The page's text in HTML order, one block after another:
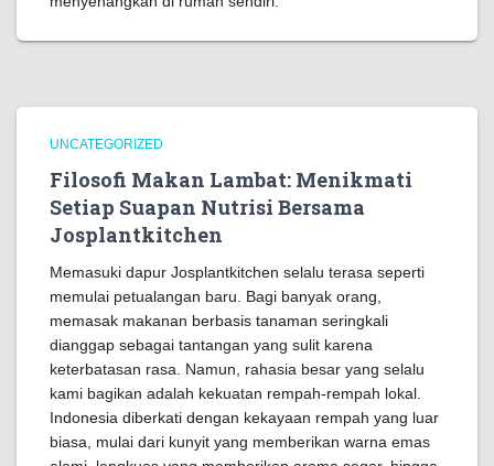
UNCATEGORIZED
Filosofi Makan Lambat: Menikmati
Setiap Suapan Nutrisi Bersama
Josplantkitchen
Memasuki dapur Josplantkitchen selalu terasa seperti
memulai petualangan baru. Bagi banyak orang,
memasak makanan berbasis tanaman seringkali
dianggap sebagai tantangan yang sulit karena
keterbatasan rasa. Namun, rahasia besar yang selalu
kami bagikan adalah kekuatan rempah-rempah lokal.
Indonesia diberkati dengan kekayaan rempah yang luar
biasa, mulai dari kunyit yang memberikan warna emas